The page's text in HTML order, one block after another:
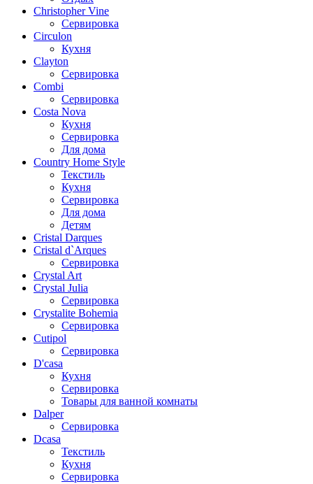
Christopher Vine
Сервировка
Circulon
Кухня
Clayton
Сервировка
Combi
Сервировка
Costa Nova
Кухня
Сервировка
Для дома
Country Home Style
Текстиль
Кухня
Сервировка
Для дома
Детям
Cristal Darques
Cristal d`Arques
Сервировка
Crystal Art
Crystal Julia
Сервировка
Crystalite Bohemia
Сервировка
Cutipol
Сервировка
D'casa
Кухня
Сервировка
Товары для ванной комнаты
Dalper
Сервировка
Dcasa
Текстиль
Кухня
Сервировка